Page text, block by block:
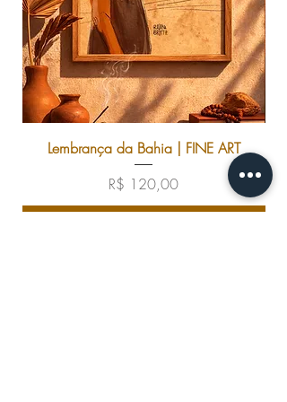
sustentável.
Comprimento: 3.00 cm
Peso: 150g (A5) e 80g (A6)
Lembrança da Bahia | FINE ART
Preço
R$ 120,00